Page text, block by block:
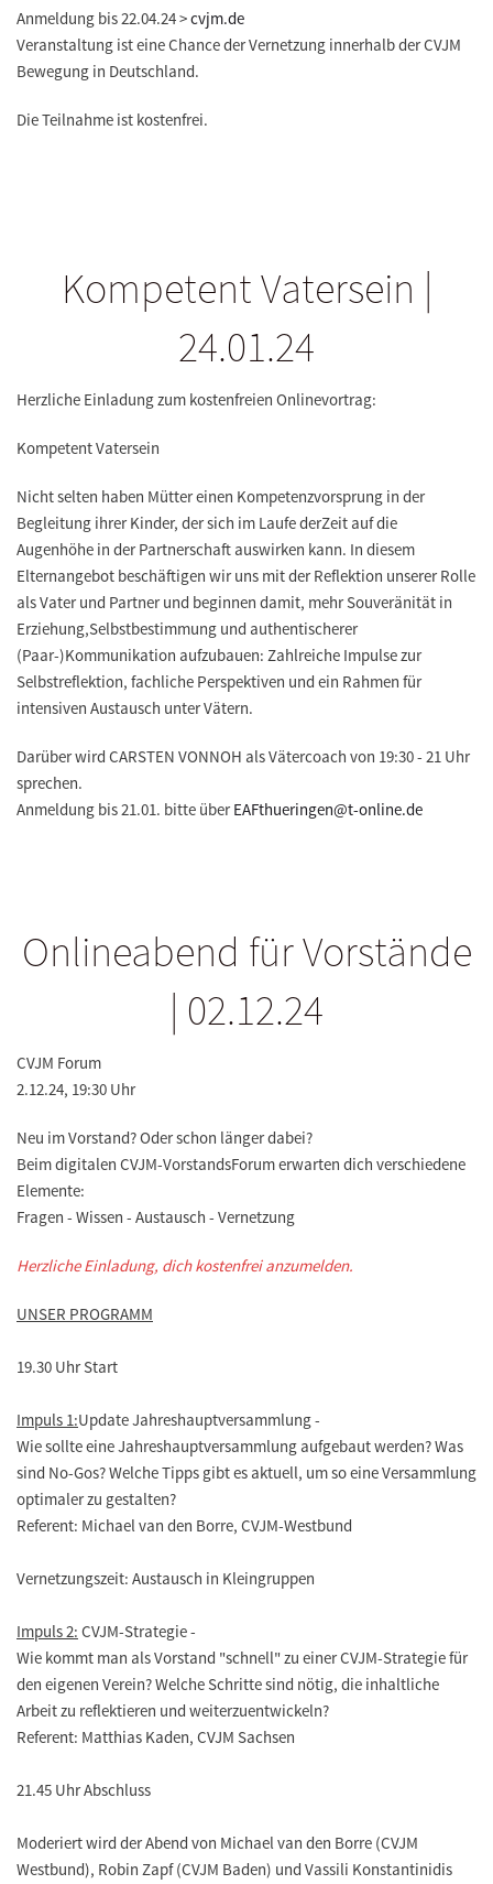
Anmeldung bis 22.04.24 >cvjm.de
Veranstaltung ist eine Chance der Vernetzung innerhalb der CVJM
Bewegung in Deutschland.
Die Teilnahme ist kostenfrei.
Kompetent Vatersein |
24.01.24
Herzliche Einladung zum kostenfreien Onlinevortrag:
Kompetent Vatersein
Nicht selten haben Mütter einen Kompetenzvorsprung in der
Begleitung ihrer Kinder, der sich im Laufe derZeit auf die
Augenhöhe in der Partnerschaft auswirken kann. In diesem
Elternangebot beschäftigen wir uns mit der Reflektion unserer Rolle
als Vater und Partner und beginnen damit, mehr Souveränität in
Erziehung,Selbstbestimmung und authentischerer
(Paar-)Kommunikation aufzubauen: Zahlreiche Impulse zur
Selbstreflektion, fachliche Perspektiven und ein Rahmen für
intensiven Austausch unter Vätern.
Darüber wird CARSTEN VONNOH als Vätercoach von 19:30 - 21 Uhr
sprechen.
Anmeldung bis 21.01. bitte überEAFthueringen@t-online.de
Onlineabend für Vorstände
| 02.12.24
CVJM Forum
2.12.24, 19:30 Uhr
Neu im Vorstand? Oder schon länger dabei?
Beim digitalen CVJM-VorstandsForum erwarten dich verschiedene
Elemente:
Fragen - Wissen - Austausch - Vernetzung
Herzliche Einladung, dich kostenfrei anzumelden.
UNSER PROGRAMM
19.30 Uhr Start
Impuls 1:Update Jahreshauptversammlung -
Wie sollte eine Jahreshauptversammlung aufgebaut werden? Was
sind No-Gos? Welche Tipps gibt es aktuell, um so eine Versammlung
optimaler zu gestalten?
Referent: Michael van den Borre, CVJM-Westbund
Vernetzungszeit: Austausch in Kleingruppen
Impuls 2: CVJM-Strategie -
Wie kommt man als Vorstand "schnell" zu einer CVJM-Strategie für
den eigenen Verein? Welche Schritte sind nötig, die inhaltliche
Arbeit zu reflektieren und weiterzuentwickeln?
Referent: Matthias Kaden, CVJM Sachsen
21.45 Uhr Abschluss
Moderiert wird der Abend von Michael van den Borre (CVJM
Westbund), Robin Zapf (CVJM Baden) und Vassili Konstantinidis